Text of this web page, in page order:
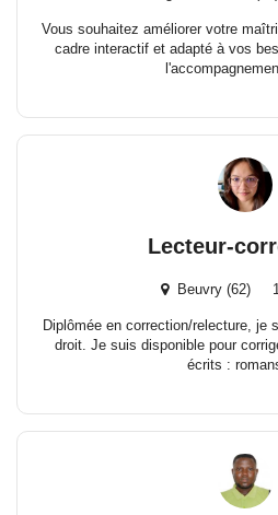
Vous souhaitez améliorer votre
cadre interactif et adapté à vos
Lecteur-
Beuvry (62)
Diplômée en correction/relecture, je
droit. Je suis disponible pour
écrits :